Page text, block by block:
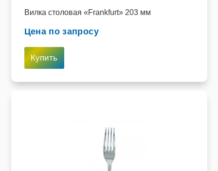
Вилка столовая «Frankfurt» 203 мм
Цена по запросу
Купить